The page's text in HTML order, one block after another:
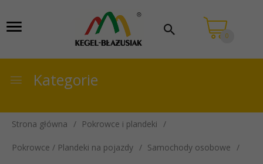
0
Kategorie
Strona główna Pokrowce i plandeki
Pokrowce / Plandeki na pojazdy Samochody osobowe